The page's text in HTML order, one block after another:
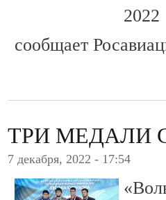
сообщает
ТРИ МЕДАЛИ
7 декабря, 2022 - 17:54